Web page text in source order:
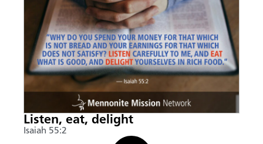
Listen, eat, delight
Isaiah 55:2